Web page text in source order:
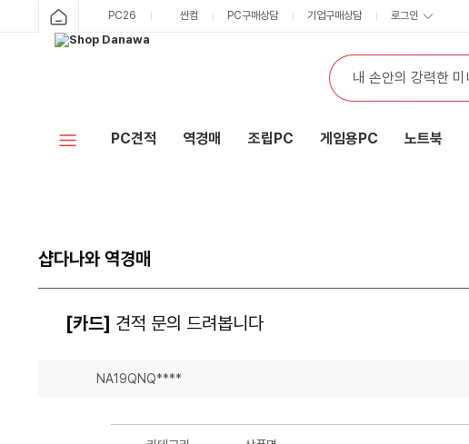
PC26 싼컴 PC구매상담 기업구매상담 로그인
PC견적 역경매 조립PC 게임용PC 노트북
샵다나와 역경매
[카드] 견적 문의 드려봅니다
NA19QNQ****